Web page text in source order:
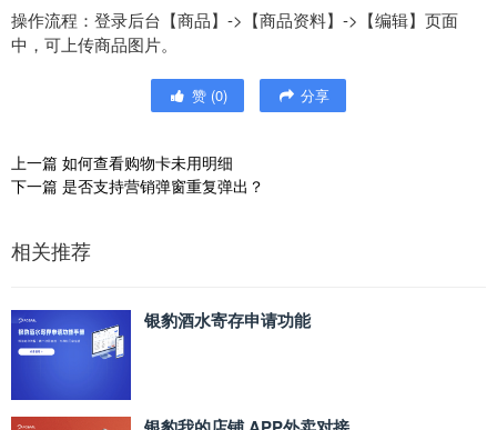
操作流程：登录后台【商品】->【商品资料】->【编辑】页面
中，可上传商品图片。
赞 (0) 分享
上一篇 如何查看购物卡未用明细
下一篇 是否支持营销弹窗重复弹出？
相关推荐
银豹酒水寄存申请功能